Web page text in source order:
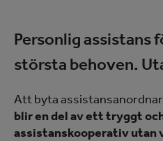
Personlig assistans
största behoven.
Att byta
blir en del av ett tryggt
assistanskooperativ utan